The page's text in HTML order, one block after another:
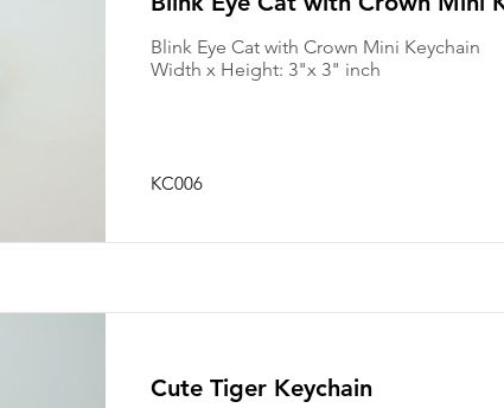
Blink Eye Cat with Crown Mini Keychain
Width x Height: 3"x 3" inch
KC006
Cute Tiger Keychain